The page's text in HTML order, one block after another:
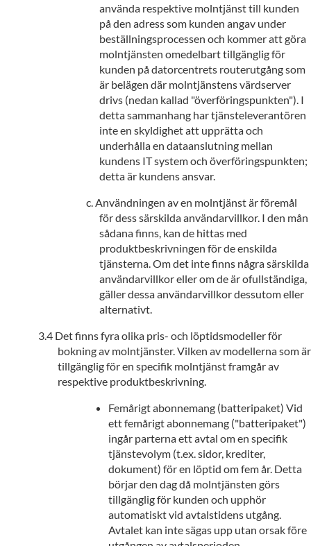
använda respektive molntjänst till kunden
på den adress som kunden angav under
beställningsprocessen och kommer att göra
molntjänsten omedelbart tillgänglig för
kunden på datorcentrets routerutgång som
är belägen där molntjänstens värdserver
drivs (nedan kallad "överföringspunkten"). I
detta sammanhang har tjänsteleverantören
inte en skyldighet att upprätta och
underhålla en dataanslutning mellan
kundens IT system och överföringspunkten;
detta är kundens ansvar.
Användningen av en molntjänst är föremål
för dess särskilda användarvillkor. I den mån
sådana finns, kan de hittas med
produktbeskrivningen för de enskilda
tjänsterna. Om det inte finns några särskilda
användarvillkor eller om de är ofullständiga,
gäller dessa användarvillkor dessutom eller
alternativt.
Det finns fyra olika pris- och löptidsmodeller för
bokning av molntjänster. Vilken av modellerna som är
tillgänglig för en specifik molntjänst framgår av
respektive produktbeskrivning.
Femårigt abonnemang (batteripaket) Vid
ett femårigt abonnemang ("batteripaket")
ingår parterna ett avtal om en specifik
tjänstevolym (t.ex. sidor, krediter,
dokument) för en löptid om fem år. Detta
börjar den dag då molntjänsten görs
tillgänglig för kunden och upphör
automatiskt vid avtalstidens utgång.
Avtalet kan inte sägas upp utan orsak före